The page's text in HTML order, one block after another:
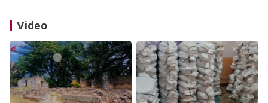
Video